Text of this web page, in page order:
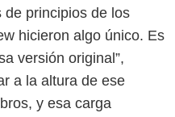
principios de los
hicieron algo único. Es
versión original”,
a la altura de ese
y esa carga